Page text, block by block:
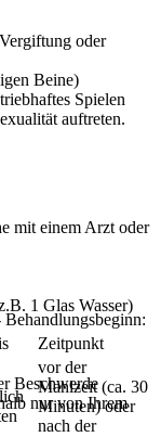
oder
Beine)
Spielen
auftreten.
mit einem Arzt oder
1 Glas Wasser)
Beschwerde
nur von Ihrem
Behandlungsbeginn:
Zeitpunkt
vor der
Mahlzeit (ca. 30
Minuten) oder
nach der